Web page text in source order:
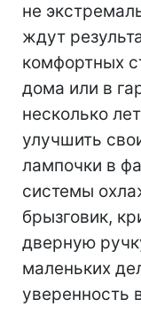
не
ждут
комфортных
дома или в
несколько
улучшить
лампочки в
системы
брызговик,
дверную
маленьких
уверенность